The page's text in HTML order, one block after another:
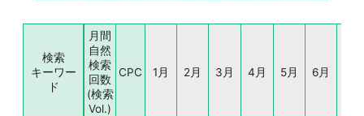
検索
キーワー
ド
月間
自然
検索
回数
(検索
Vol.)
CPC 1月 2月 3月 4月 5月 6月